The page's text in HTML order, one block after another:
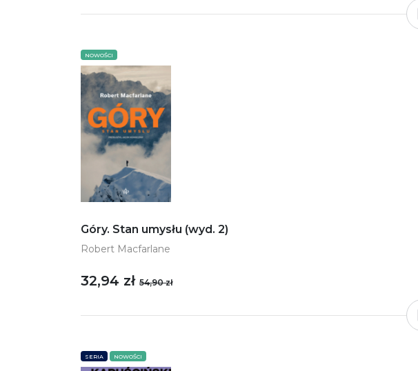
NOWOŚCI
Góry. Stan umysłu (wyd. 2)
Robert Macfarlane
32,94 zł 54,90 zł
SERIA NOWOŚCI